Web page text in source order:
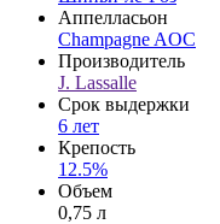
Аппелласьон
Champagne AOC
Производитель
J. Lassalle
Срок выдержки
6 лет
Крепость
12.5%
Объем
0,75 л